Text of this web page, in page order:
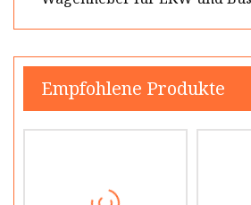
Empfohlene Produkte